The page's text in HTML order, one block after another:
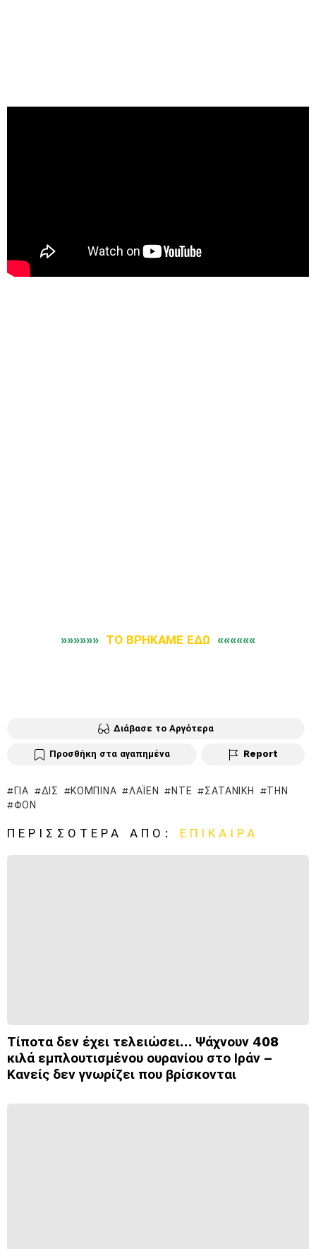
»»»»»» ΤΟ ΒΡΗΚΑΜΕ ΕΔΩ ««««««
Διάβασε το Αργότερα
Προσθήκη στα αγαπημένα Report
ΓΙΑ ΔΙΣ ΚΟΜΠΊΝΑ ΛΆΙΕΝ ΝΤΕ ΣΑΤΑΝΙΚΉ
ΤΗΝ
ΦΟΝ
ΠΕΡΙΣΣΌΤΕΡΑ ΑΠΌ: ΕΠΊΚΑΙΡΑ
Τίποτα δεν έχει τελειώσει… Ψάχνουν 408
κιλά εμπλουτισμένου ουρανίου στο Ιράν –
Κανείς δεν γνωρίζει που βρίσκονται